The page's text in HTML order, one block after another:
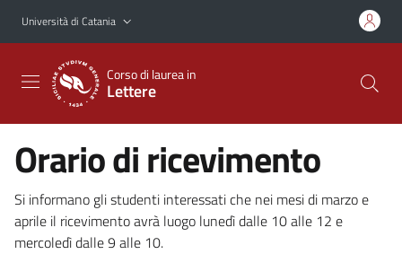
Vai al contenuto principale
Vai al menu di navigazione
Università di Catania
Corso di laurea in
Lettere
Orario di ricevimento
Si informano gli studenti interessati che nei mesi di marzo e
aprile il ricevimento avrà luogo lunedì dalle 10 alle 12 e
mercoledì dalle 9 alle 10.